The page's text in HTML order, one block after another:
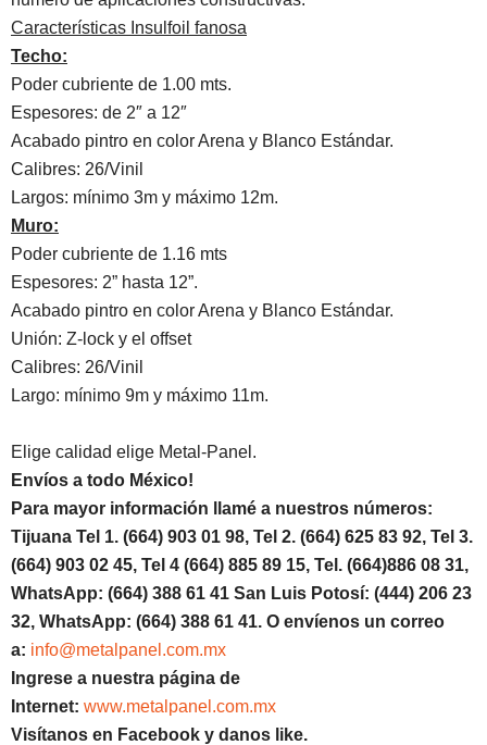
Características Insulfoil fanosa
Techo:
Poder cubriente de 1.00 mts.
Espesores: de 2″ a 12″
Acabado pintro en color Arena y Blanco Estándar.
Calibres: 26/Vinil
Largos: mínimo 3m y máximo 12m.
Muro:
Poder cubriente de 1.16 mts
Espesores: 2” hasta 12”.
Acabado pintro en color Arena y Blanco Estándar.
Unión: Z-lock y el offset
Calibres: 26/Vinil
Largo: mínimo 9m y máximo 11m.
Elige calidad elige Metal-Panel.
Envíos a todo México!
Para mayor información llamé a nuestros números:
Tijuana Tel 1. (664) 903 01 98, Tel 2. (664) 625 83 92, Tel 3.
(664) 903 02 45, Tel 4 (664) 885 89 15, Tel. (664)886 08 31,
WhatsApp: (664) 388 61 41 San Luis Potosí: (444) 206 23
32, WhatsApp: (664) 388 61 41. O envíenos un correo
a: info@metalpanel.com.mx
Ingrese a nuestra página de
Internet: www.metalpanel.com.mx
Visítanos en Facebook y danos like.